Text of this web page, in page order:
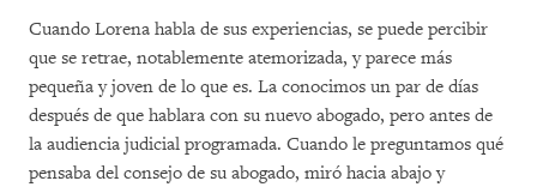
Cuando Lorena habla de sus experiencias, se puede percibir
que se retrae, notablemente atemorizada, y parece más
pequeña y joven de lo que es. La conocimos un par de días
después de que hablara con su nuevo abogado, pero antes de
la audiencia judicial programada. Cuando le preguntamos qué
pensaba del consejo de su abogado, miró hacia abajo y